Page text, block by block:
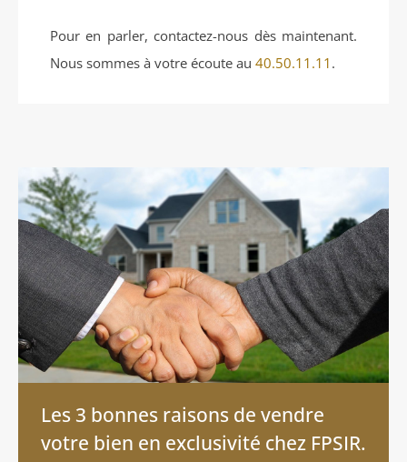
Pour en parler, contactez-nous dès maintenant.
Nous sommes à votre écoute au 40.50.11.11 .
Les 3 bonnes raisons de vendre
votre bien en exclusivité chez FPSIR.